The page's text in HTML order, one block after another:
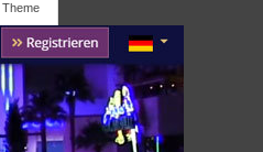
Theme